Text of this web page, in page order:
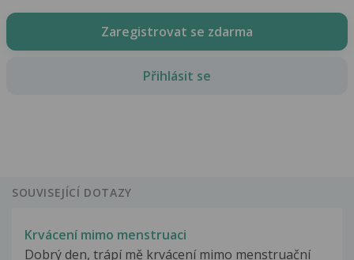
Zaregistrovat se zdarma
Přihlásit se
SOUVISEJÍCÍ DOTAZY
Krvácení mimo menstruaci
Dobrý den, trápí mě krvácení mimo menstruační